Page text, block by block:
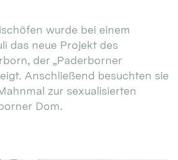
wurde bei einem
das neue Projekt des
der „Paderborner
Anschließend besuchten sie
zur sexualisierten
Dom.